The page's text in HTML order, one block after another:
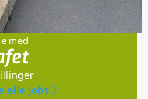
med
alle jobs